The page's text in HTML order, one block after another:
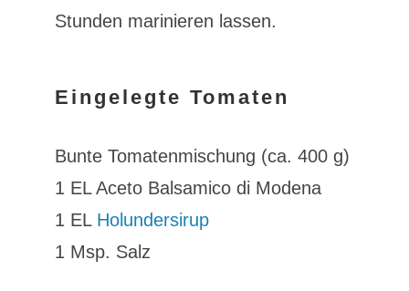
Stunden marinieren lassen.
Eingelegte Tomaten
Bunte Tomatenmischung (ca. 400 g)
1 EL Aceto Balsamico di Modena
1 EL Holundersirup
1 Msp. Salz